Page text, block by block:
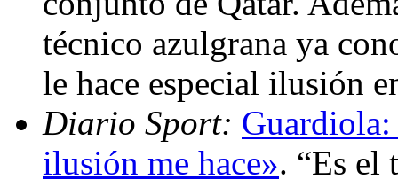
técnico azulgrana ya
le hace especial ilusión
Diario Sport:
ilusión me hace». “Es el